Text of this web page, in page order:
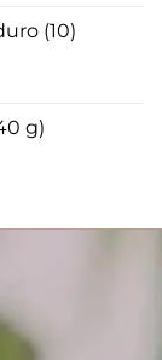
(10)
g)